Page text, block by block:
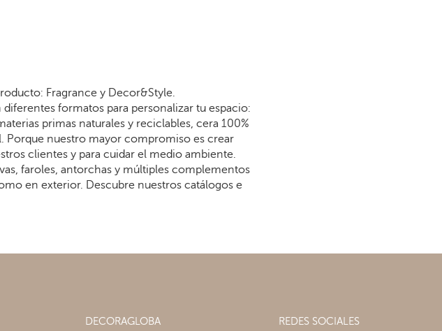
Fragrance y Decor&Style.
formatos para personalizar tu espacio:
primas naturales y reciclables, cera 100%
Porque nuestro mayor compromiso es crear
clientes y para cuidar el medio ambiente.
faroles, antorchas y múltiples complementos
en exterior. Descubre nuestros catálogos e
DECORAGLOBA REDES SOCIALES